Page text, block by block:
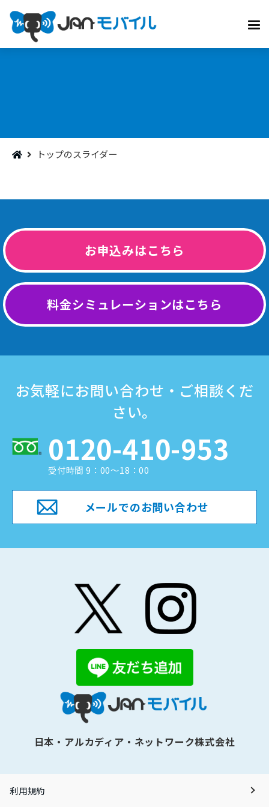
トップのスライダー
お申込みはこちら
料金シミュレーションはこちら
お気軽にお問い合わせ・ご相談くだ
さい。
0120-410-953
受付時間 9：00～18：00
メールでのお問い合わせ
日本・アルカディア・ネットワーク株式会社
利用規約